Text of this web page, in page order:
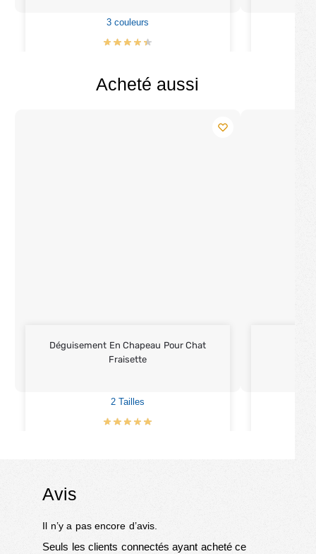
3 couleurs
Acheté aussi
Déguisement En Chapeau Pour Chat
Fraisette
2 Tailles
Avis
Il n’y a pas encore d’avis.
Seuls les clients connectés ayant acheté ce